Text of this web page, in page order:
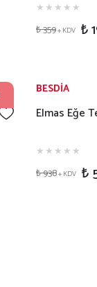
₺ 359+ KDV ₺
BESDİA
Elmas Eğe
₺ 938+ KDV ₺